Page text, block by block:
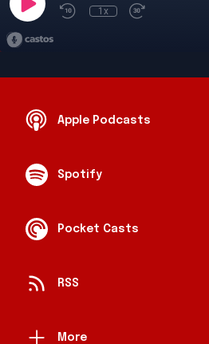
1x
Apple Podcasts
Spotify
Pocket Casts
RSS
More